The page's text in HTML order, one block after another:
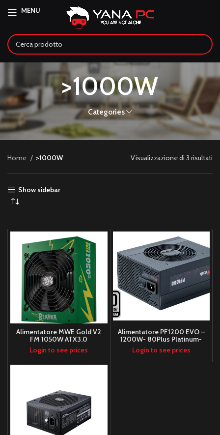
MENU
>1000W
Categories
Home >1000W Visualizzazione di 3 risultati
Show sidebar
Alimentatore MWE Gold V2
FM 1050W ATX3.0
Login to see prices
Alimentatore PF1200 EVO –
1200W- 80Plus Platinum-
Ventola FDB 12cm- Cond
Giapponesi- Modulare
Login to see prices